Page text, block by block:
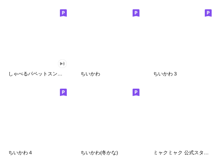
ちいかわ ちいかわ３
ちいかわ４ ちいかわ(冬かな)